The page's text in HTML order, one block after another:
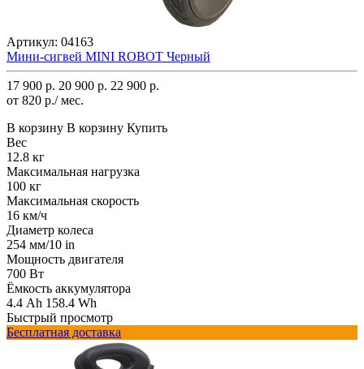
Артикул: 04163
Мини-сигвей MINI ROBOT Черный
17 900 р. 20 900 р. 22 900 р.
от 820 р./ мес.
В корзину В корзину Купить
Вес
12.8 кг
Максимальная нагрузка
100 кг
Максимальная скорость
16 км/ч
Диаметр колеса
254 мм/10 in
Мощность двигателя
700 Вт
Ёмкость аккумулятора
4.4 Ah 158.4 Wh
Быстрый просмотр
Бесплатная доставка